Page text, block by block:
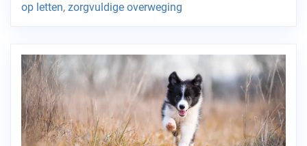
op letten, zorgvuldige overweging